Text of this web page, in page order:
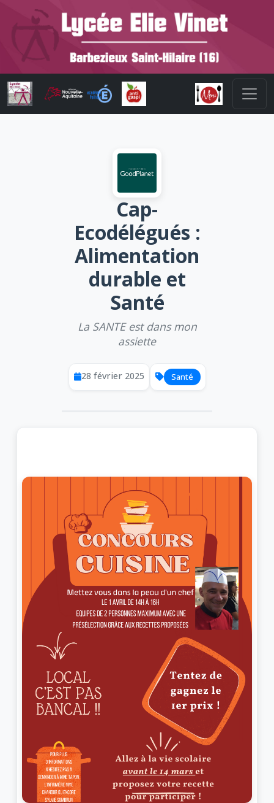
Cap-
Ecodélégués :
Alimentation
durable et
Santé
La SANTE est dans mon
assiette
28 février 2025 Santé